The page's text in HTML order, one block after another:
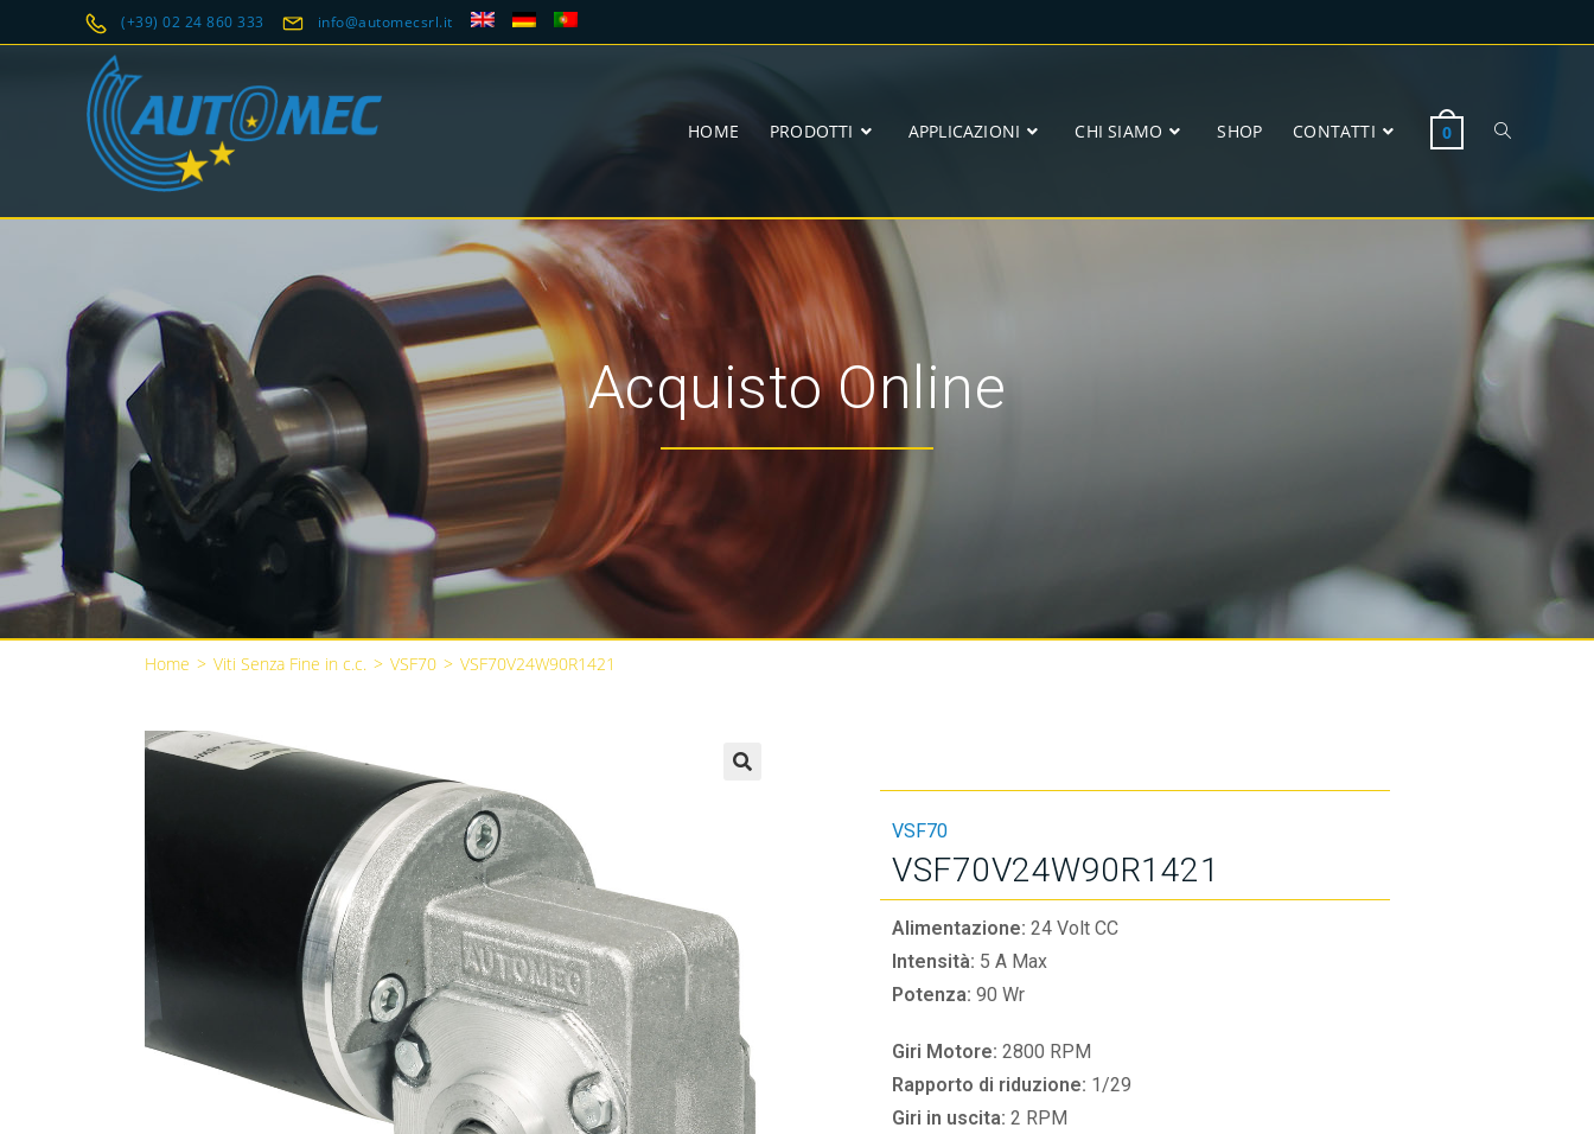
(+39) 02 24 860 333 info@automecsrl.it
HOME PRODOTTI APPLICAZIONI CHI SIAMO SHOP CONTATTI 0
Acquisto Online
Home > Viti Senza Fine in c.c. > VSF70 > VSF70V24W90R1421
VSF70
VSF70V24W90R1421
Alimentazione: 24 Volt CC
Intensità: 5 A Max
Potenza: 90 Wr
Giri Motore: 2800 RPM
Rapporto di riduzione: 1/29
Giri in uscita: 2 RPM